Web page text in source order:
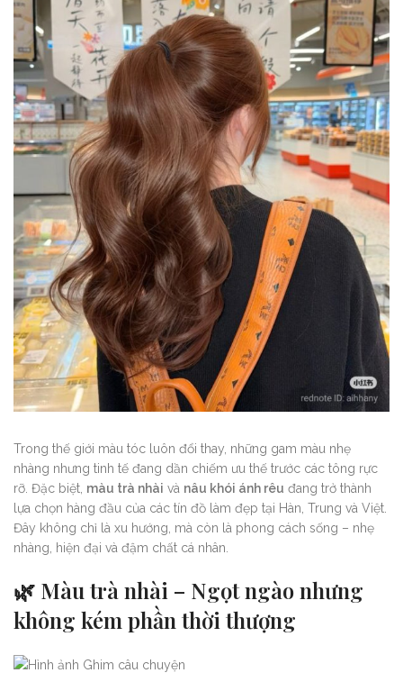
Trong thế giới màu tóc luôn đổi thay, những gam màu nhẹ
nhàng nhưng tinh tế đang dần chiếm ưu thế trước các tông rực
rỡ. Đặc biệt, màu trà nhài và nâu khói ánh rêu đang trở thành
lựa chọn hàng đầu của các tín đồ làm đẹp tại Hàn, Trung và Việt.
Đây không chỉ là xu hướng, mà còn là phong cách sống – nhẹ
nhàng, hiện đại và đậm chất cá nhân.
🌿 Màu trà nhài – Ngọt ngào nhưng
không kém phần thời thượng